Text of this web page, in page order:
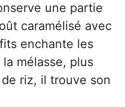
une partie
caramélisé avec
enchante les
mélasse, plus
riz, il trouve son